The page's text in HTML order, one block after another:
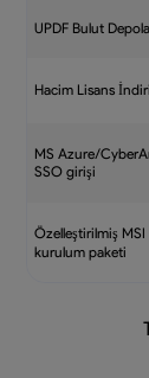
UPDF Bulut
Hacim Lisans
MS Azure/
SSO girişi
Özelleştirilmiş MSI
kurulum paketi